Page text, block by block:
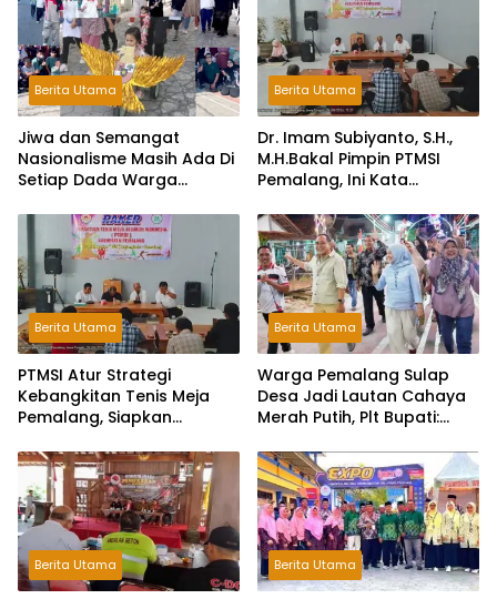
Berita Utama
Jiwa dan Semangat
Nasionalisme Masih Ada Di
Setiap Dada Warga
Berita Utama
Dr. Imam Subiyanto, S.H.,
M.H.Bakal Pimpin PTMSI
Pemalang, Ini Kata
Berita Utama
PTMSI Atur Strategi
Kebangkitan Tenis Meja
Pemalang, Siapkan
Berita Utama
Warga Pemalang Sulap
Desa Jadi Lautan Cahaya
Merah Putih, Plt Bupati:
Berita Utama Berita Utama